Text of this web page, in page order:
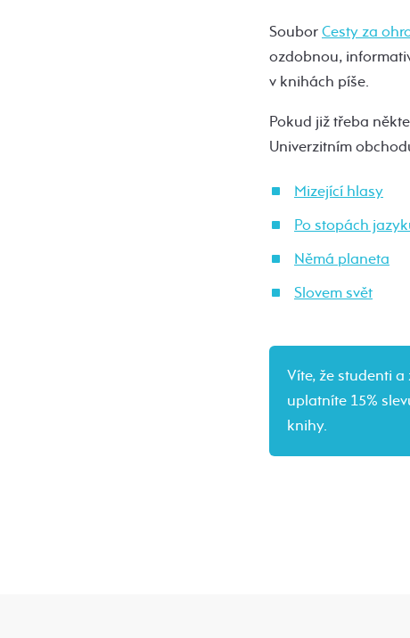
SouborCesty za
ozdobnou,
v knihách píše.
Pokud již třeba
Univerzitním
Mizející hlasy
Po stopách
Němá planeta
Slovem svět
Víte, že studenti
uplatníte 15%
knihy.